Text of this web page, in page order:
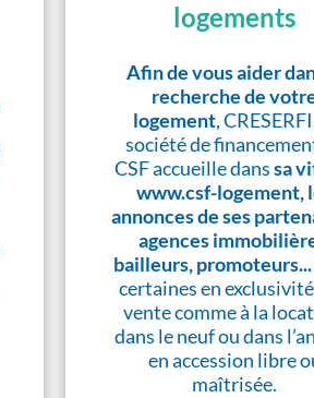
logements
Afin de vous aider
recherche de
logement,
société de
CSF accueille danssa
www.csf-logement,
annonces de ses
agences
bailleurs, promoteurs...
certaines en
vente comme à la
dans le neuf ou dans
en accession libre
maîtrisée.